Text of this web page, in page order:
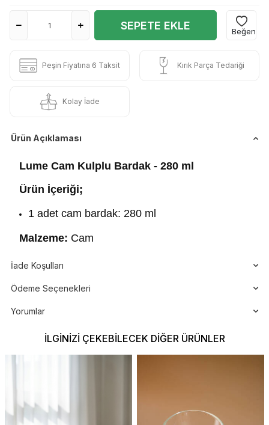
SEPETE EKLE Beğen
Peşin Fiyatına 6 Taksit Kırık Parça Tedariği
Kolay İade
Ürün Açıklaması
Lume Cam Kulplu Bardak - 280 ml
Ürün İçeriği;
1 adet cam bardak: 280 ml
Malzeme: Cam
İade Koşulları
Ödeme Seçenekleri
Yorumlar
İLGINIZI ÇEKEBILECEK DIĞER ÜRÜNLER